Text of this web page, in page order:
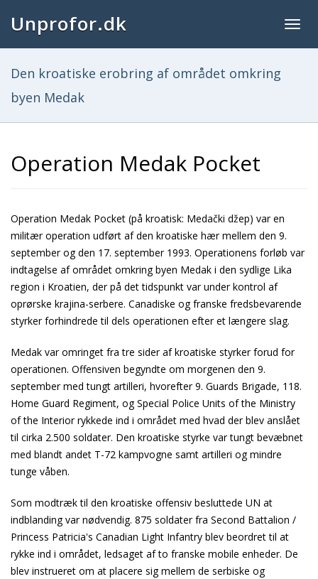
Unprofor.dk
Den kroatiske erobring af området omkring
byen Medak
Operation Medak Pocket
Operation Medak Pocket (på kroatisk: Medački džep) var en
militær operation udført af den kroatiske hær mellem den 9.
september og den 17. september 1993. Operationens forløb var
indtagelse af området omkring byen Medak i den sydlige Lika
region i Kroatien, der på det tidspunkt var under kontrol af
oprørske krajina-serbere. Canadiske og franske fredsbevarende
styrker forhindrede til dels operationen efter et længere slag.
Medak var omringet fra tre sider af kroatiske styrker forud for
operationen. Offensiven begyndte om morgenen den 9.
september med tungt artilleri, hvorefter 9. Guards Brigade, 118.
Home Guard Regiment, og Special Police Units of the Ministry
of the Interior rykkede ind i området med hvad der blev anslået
til cirka 2.500 soldater. Den kroatiske styrke var tungt bevæbnet
med blandt andet T-72 kampvogne samt artilleri og mindre
tunge våben.
Som modtræk til den kroatiske offensiv besluttede UN at
indblanding var nødvendig. 875 soldater fra Second Battalion /
Princess Patricia's Canadian Light Infantry blev beordret til at
rykke ind i området, ledsaget af to franske mobile enheder. De
blev instrueret om at placere sig mellem de serbiske og